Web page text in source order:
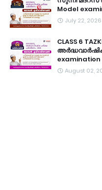
Model
July 22, 2026
CLASS 6
examination
August 02,